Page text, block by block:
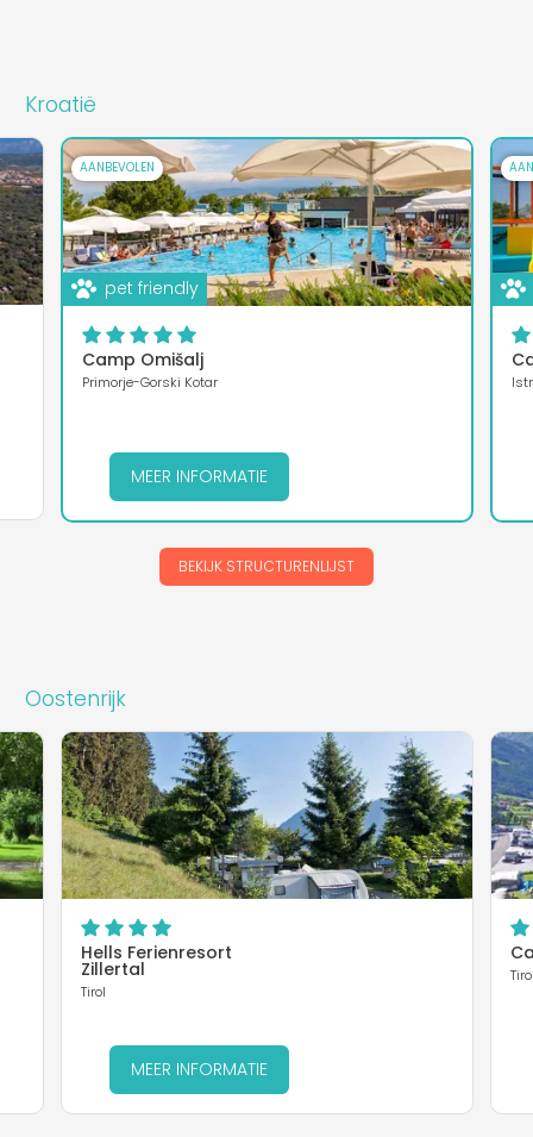
Kroatië
AANBEVOLEN
pet friendly
Camp Omišalj
Primorje-Gorski Kotar
MEER INFORMATIE
BEKIJK STRUCTURENLIJST
Oostenrijk
Hells Ferienresort
Zillertal
Tirol
MEER INFORMATIE